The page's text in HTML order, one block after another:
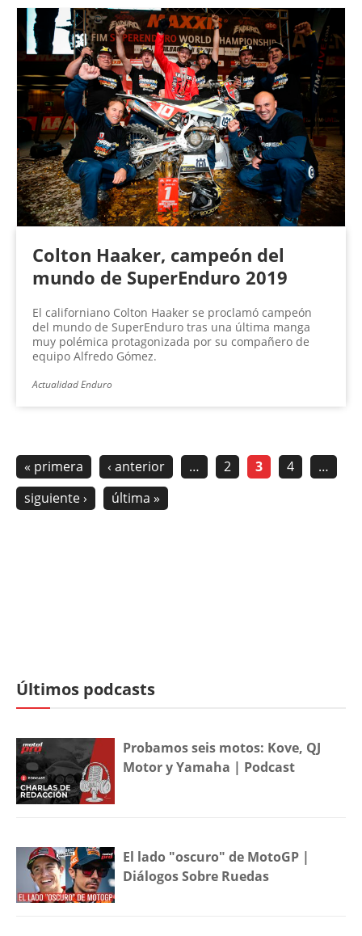
Colton Haaker, campeón del
mundo de SuperEnduro 2019
El californiano Colton Haaker se proclamó campeón
del mundo de SuperEnduro tras una última manga
muy polémica protagonizada por su compañero de
equipo Alfredo Gómez.
Actualidad Enduro
« primera ‹ anterior … 2 3 4
…
siguiente ›
última »
Últimos podcasts
Probamos seis motos: Kove, QJ
Motor y Yamaha | Podcast
El lado "oscuro" de MotoGP |
Diálogos Sobre Ruedas